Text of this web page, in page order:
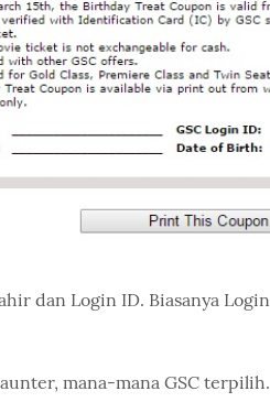
dan Login ID. Biasanya
mana-mana GSC